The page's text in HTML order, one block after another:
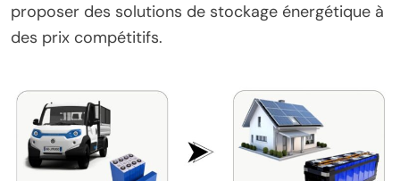
proposer des solutions de stockage énergétique à
des prix compétitifs.